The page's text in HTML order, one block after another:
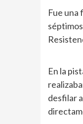
Fue una
En la
desfilar